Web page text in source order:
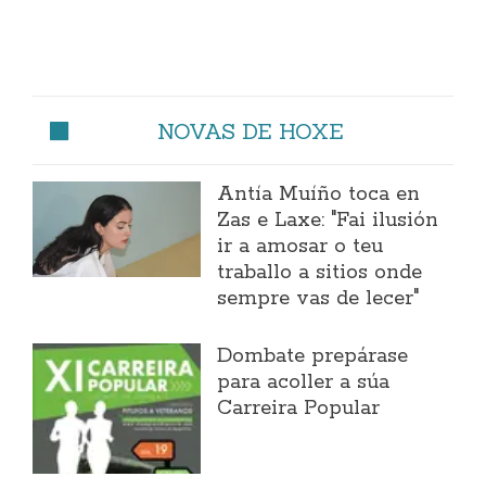
NOVAS DE HOXE
Antía Muíño toca en
Zas e Laxe: "Fai ilusión
ir a amosar o teu
traballo a sitios onde
sempre vas de lecer"
Dombate prepárase
para acoller a súa
Carreira Popular